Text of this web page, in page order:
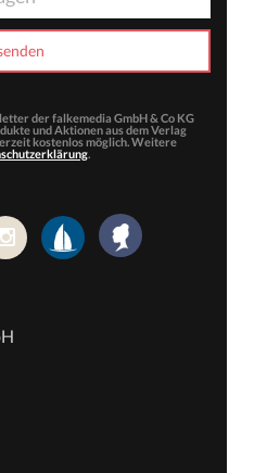
der falkemedia GmbH & Co KG
und Aktionen aus dem Verlag
kostenlos möglich. Weitere
.